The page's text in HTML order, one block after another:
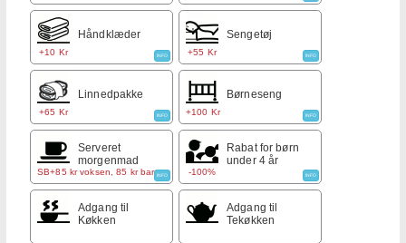
+10 Kr
Håndklæder
INFO +55 Kr
Sengetøj
INFO
+65 Kr
Linnedpakke
INFO +100 Kr
Børneseng
INFO
SB+85 kr voksen, 85 kr barn
Serveret
morgenmad
INFO -100%
Rabat for børn
under 4 år
INFO
Adgang til
Køkken
Adgang til
Tekøkken